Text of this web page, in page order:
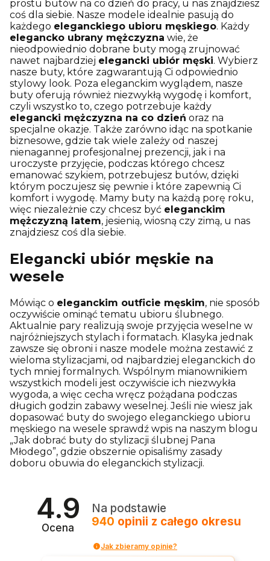
prostu butów na co dzień do pracy, u nas znajdziesz
coś dla siebie. Nasze modele idealnie pasują do
każdego eleganckiego ubioru męskiego. Każdy
elegancko ubrany mężczyzna wie, że
nieodpowiednio dobrane buty mogą zrujnować
nawet najbardziej elegancki ubiór męski. Wybierz
nasze buty, które zagwarantują Ci odpowiednio
stylowy look. Poza eleganckim wyglądem, nasze
buty oferują również niezwykłą wygodę i komfort,
czyli wszystko to, czego potrzebuje każdy
elegancki mężczyzna na co dzień oraz na
specjalne okazje. Także zarówno idąc na spotkanie
biznesowe, gdzie tak wiele zależy od naszej
nienagannej profesjonalnej prezencji, jak i na
uroczyste przyjęcie, podczas którego chcesz
emanować szykiem, potrzebujesz butów, dzięki
którym poczujesz się pewnie i które zapewnią Ci
komfort i wygodę. Mamy buty na każdą porę roku,
więc niezależnie czy chcesz być eleganckim
mężczyzną latem, jesienią, wiosną czy zimą, u nas
znajdziesz coś dla siebie.
Elegancki ubiór męskie na
wesele
Mówiąc o eleganckim outficie męskim, nie sposób
oczywiście ominąć tematu ubioru ślubnego.
Aktualnie pary realizują swoje przyjęcia weselne w
najróżniejszych stylach i formatach. Klasyka jednak
zawsze się obroni i nasze modele można zestawić z
wieloma stylizacjami, od najbardziej eleganckich do
tych mniej formalnych. Wspólnym mianownikiem
wszystkich modeli jest oczywiście ich niezwykła
wygoda, a więc cecha wręcz pożądana podczas
długich godzin zabawy weselnej. Jeśli nie wiesz jak
dopasować buty do swojego eleganckiego ubioru
męskiego na wesele sprawdź wpis na naszym blogu
„Jak dobrać buty do stylizacji ślubnej Pana
Młodego”, gdzie obszernie opisaliśmy zasady
doboru obuwia do eleganckich stylizacji.
4.9
Ocena
Na podstawie
940 opinii z całego okresu
Jak zbieramy opinie?